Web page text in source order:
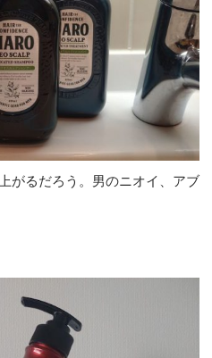
がるだろう。男のニオイ、アブ